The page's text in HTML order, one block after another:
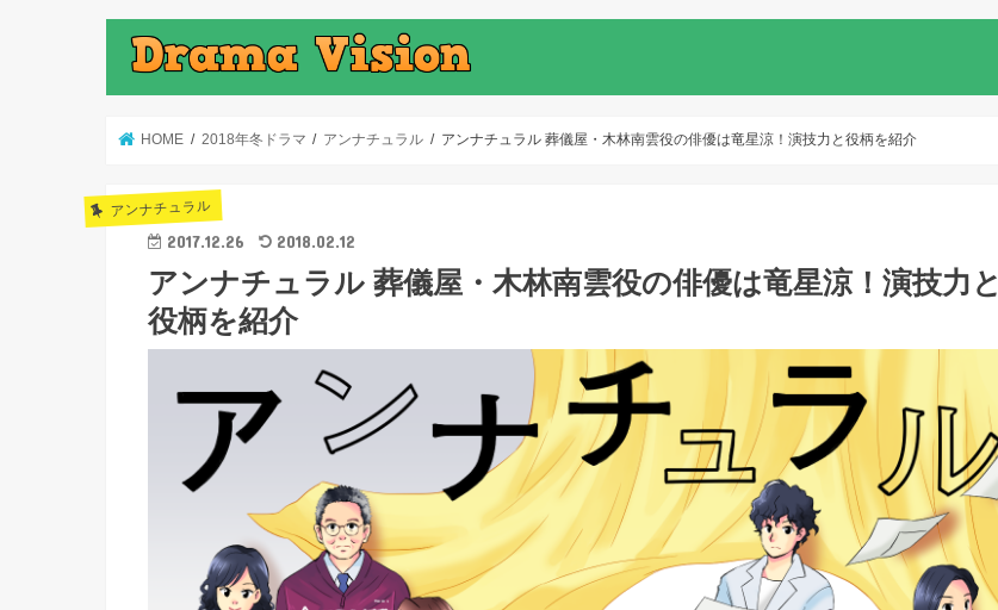
HOME 2018年冬ドラマ アンナチュラル アンナチュラル 葬儀屋・木林南雲役の俳優は竜星涼！演技力と役柄を紹介
アンナチュラル
2017.12.26 2018.02.12
アンナチュラル 葬儀屋・木林南雲役の俳優は竜星涼！演技力と
役柄を紹介